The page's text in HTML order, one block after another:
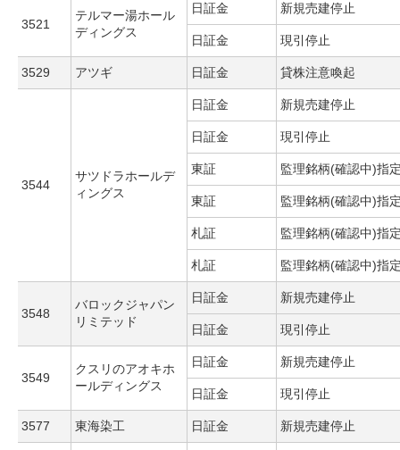
3521
テルマー湯ホール
ディングス
日証金 新規売建停止
日証金 現引停止
3529 アツギ 日証金 貸株注意喚起
3544
サツドラホールデ
ィングス
日証金 新規売建停止
日証金 現引停止
東証 監理銘柄(確認中)指
東証 監理銘柄(確認中)指
札証 監理銘柄(確認中)指
札証 監理銘柄(確認中)指
3548
バロックジャパン
リミテッド
日証金 新規売建停止
日証金 現引停止
3549
クスリのアオキホ
ールディングス
日証金 新規売建停止
日証金 現引停止
3577 東海染工 日証金 新規売建停止